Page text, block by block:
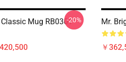
Mug RB0301-20% Mr.
￥